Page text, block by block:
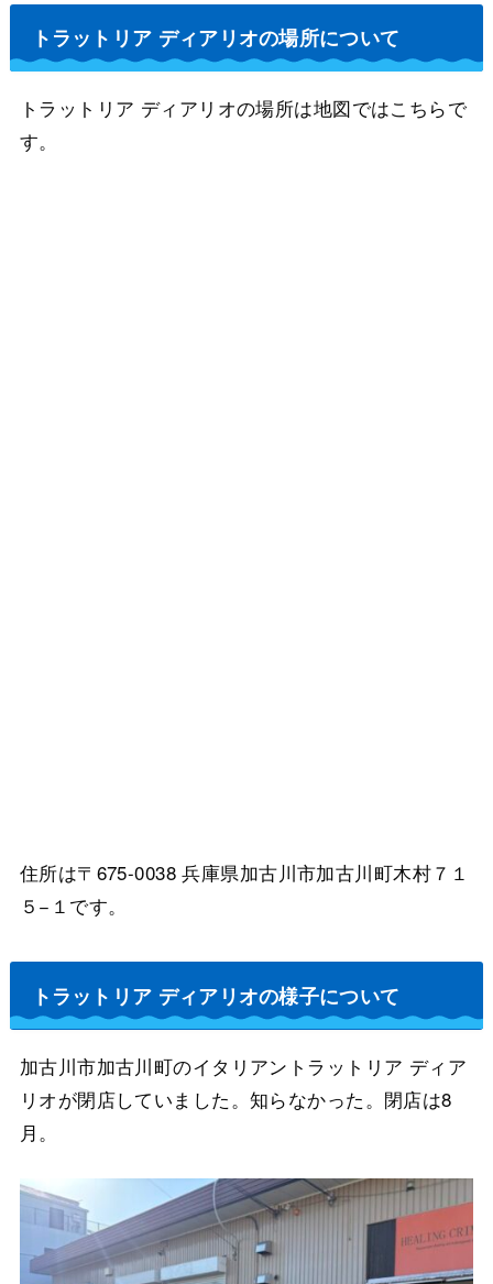
トラットリア ディアリオの場所について
トラットリア ディアリオの場所は地図ではこちらで
す。
住所は〒675-0038 兵庫県加古川市加古川町木村７１
５−１です。
トラットリア ディアリオの様子について
加古川市加古川町のイタリアントラットリア ディア
リオが閉店していました。知らなかった。閉店は8
月。